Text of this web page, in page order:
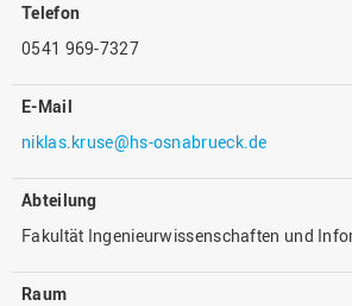
Telefon
0541 969-7327
E-Mail
niklas.kruse@hs-osnabrueck.de
Abteilung
Fakultät Ingenieurwissenschaften und
Raum